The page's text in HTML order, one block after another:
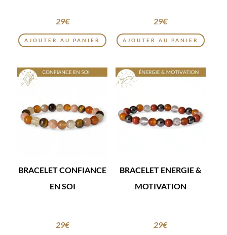
29€
AJOUTER AU PANIER
29€
AJOUTER AU PANIER
BRACELET CONFIANCE
EN SOI
29€
BRACELET ENERGIE &
MOTIVATION
29€